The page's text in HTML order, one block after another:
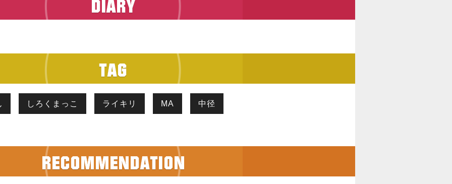
しろくまっこ ライキリ MA 中径